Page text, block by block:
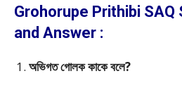
Grohorupe Prithibi
and Answer :
অভিগত গোলক কাকে বলে?